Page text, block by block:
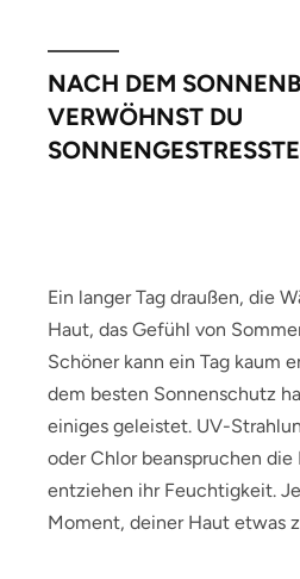
NACH DEM
VERWÖHNST DU
Ein langer Tag draußen, die
Haut, das Gefühl von
Schöner kann ein Tag kaum
dem besten Sonnenschutz
einiges geleistet. UV-
oder Chlor beanspruchen die
entziehen ihr Feuchtigkeit.
Moment, deiner Haut etwas